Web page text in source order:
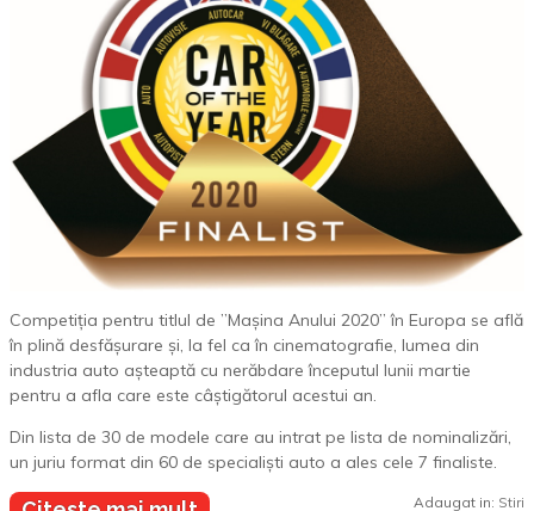
Competiția pentru titlul de ”Mașina Anului 2020” în Europa se află
în plină desfășurare și, la fel ca în cinematografie, lumea din
industria auto așteaptă cu nerăbdare începutul lunii martie
pentru a afla care este câștigătorul acestui an.
Din lista de 30 de modele care au intrat pe lista de nominalizări,
un juriu format din 60 de specialiști auto a ales cele 7 finaliste.
Adaugat in: Stiri